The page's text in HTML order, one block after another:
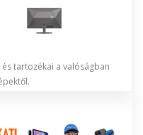
tartozékai a valóságban